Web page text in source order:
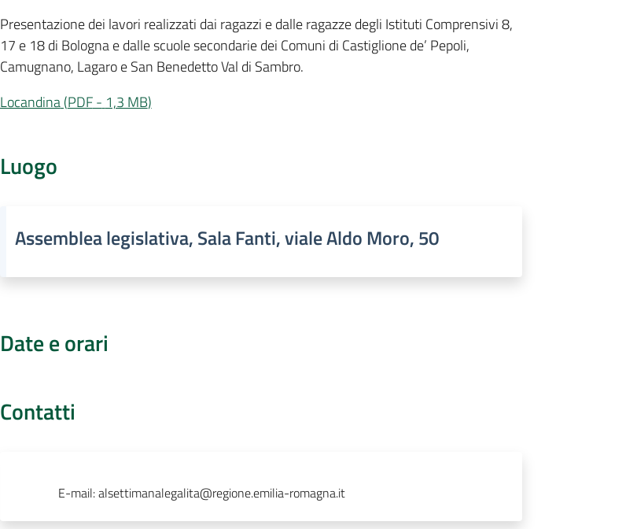
Presentazione dei lavori realizzati dai ragazzi e dalle ragazze degli Istituti Comprensivi 8,
17 e 18 di Bologna e dalle scuole secondarie dei Comuni di Castiglione de’ Pepoli,
Camugnano, Lagaro e San Benedetto Val di Sambro.
Locandina(PDF- 1,3 MB)
Luogo
Assemblea legislativa, Sala Fanti, viale Aldo Moro, 50
Date e orari
Contatti
E-mail:alsettimanalegalita@regione.emilia-romagna.it